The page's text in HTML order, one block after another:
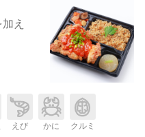
え
えび かに クルミ